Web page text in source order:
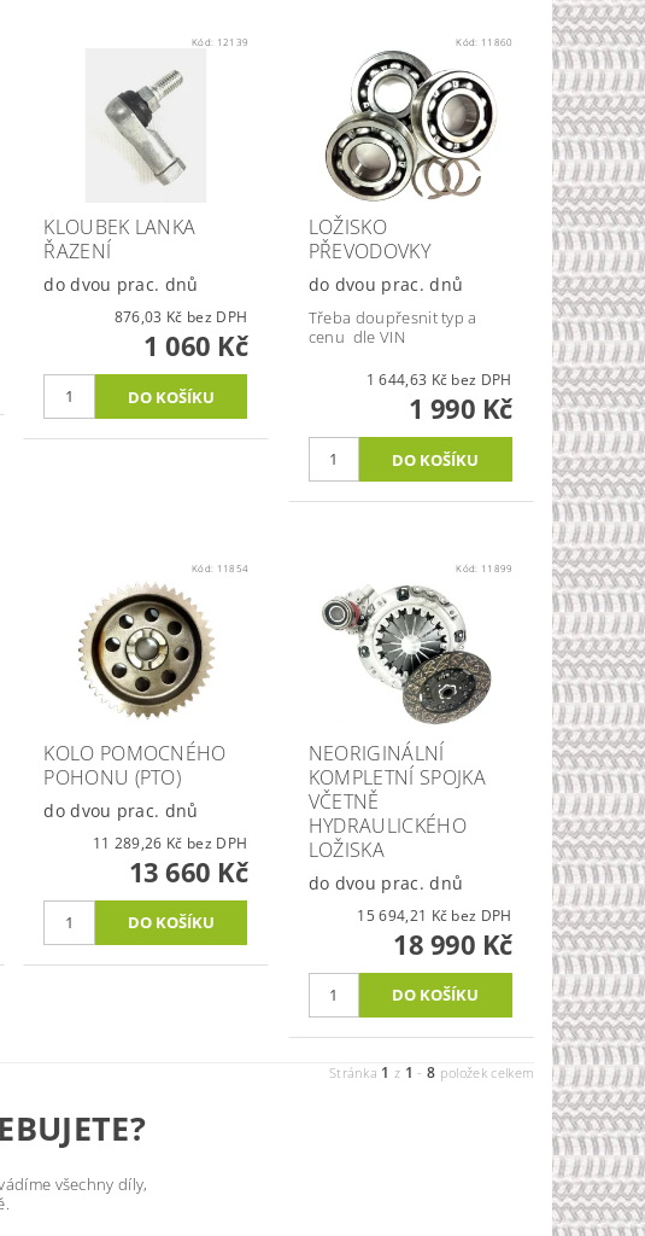
Kód: 12139
KLOUBEK LANKA
ŘAZENÍ
do dvou prac. dnů
876,03 Kč bez DPH
1 060 Kč
Kód: 11860
LOŽISKO
PŘEVODOVKY
do dvou prac. dnů
Třeba doupřesnit typ a
cenu dle VIN
1 644,63 Kč bez DPH
1 990 Kč
Kód: 11854
KOLO POMOCNÉHO
POHONU (PTO)
do dvou prac. dnů
11 289,26 Kč bez DPH
13 660 Kč
Kód: 11899
NEORIGINÁLNÍ
KOMPLETNÍ SPOJKA
VČETNĚ
HYDRAULICKÉHO
LOŽISKA
do dvou prac. dnů
15 694,21 Kč bez DPH
18 990 Kč
Stránka 1 z 1 -8 položek celkem
všechny díly,